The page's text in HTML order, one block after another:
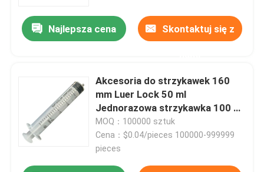
Najlepsza cena Skontaktuj się z
Akcesoria do strzykawek 160
mm Luer Lock 50 ml
Jednorazowa strzykawka 100 ml
Luer Slip
MOQ：100000 sztuk
Cena：$0.04/pieces 100000-999999
pieces